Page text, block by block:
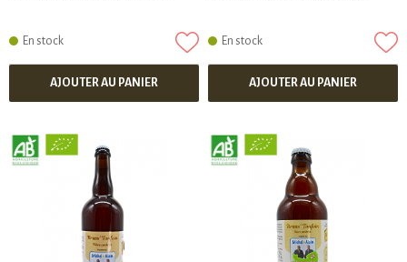
En stock
AJOUTER AU PANIER
En stock
AJOUTER AU PANIER